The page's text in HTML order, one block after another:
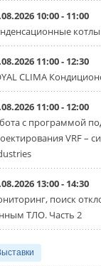
Москве
Омск с
31 ИЮЛЯ
19XR
Чиллер
10:00 - 11:00
котлы
11:00 - 12:30
CLIMA
11:00 - 12:00
с программой
VRF –
13:00 - 14:30
поиск
ТЛО. Часть 2